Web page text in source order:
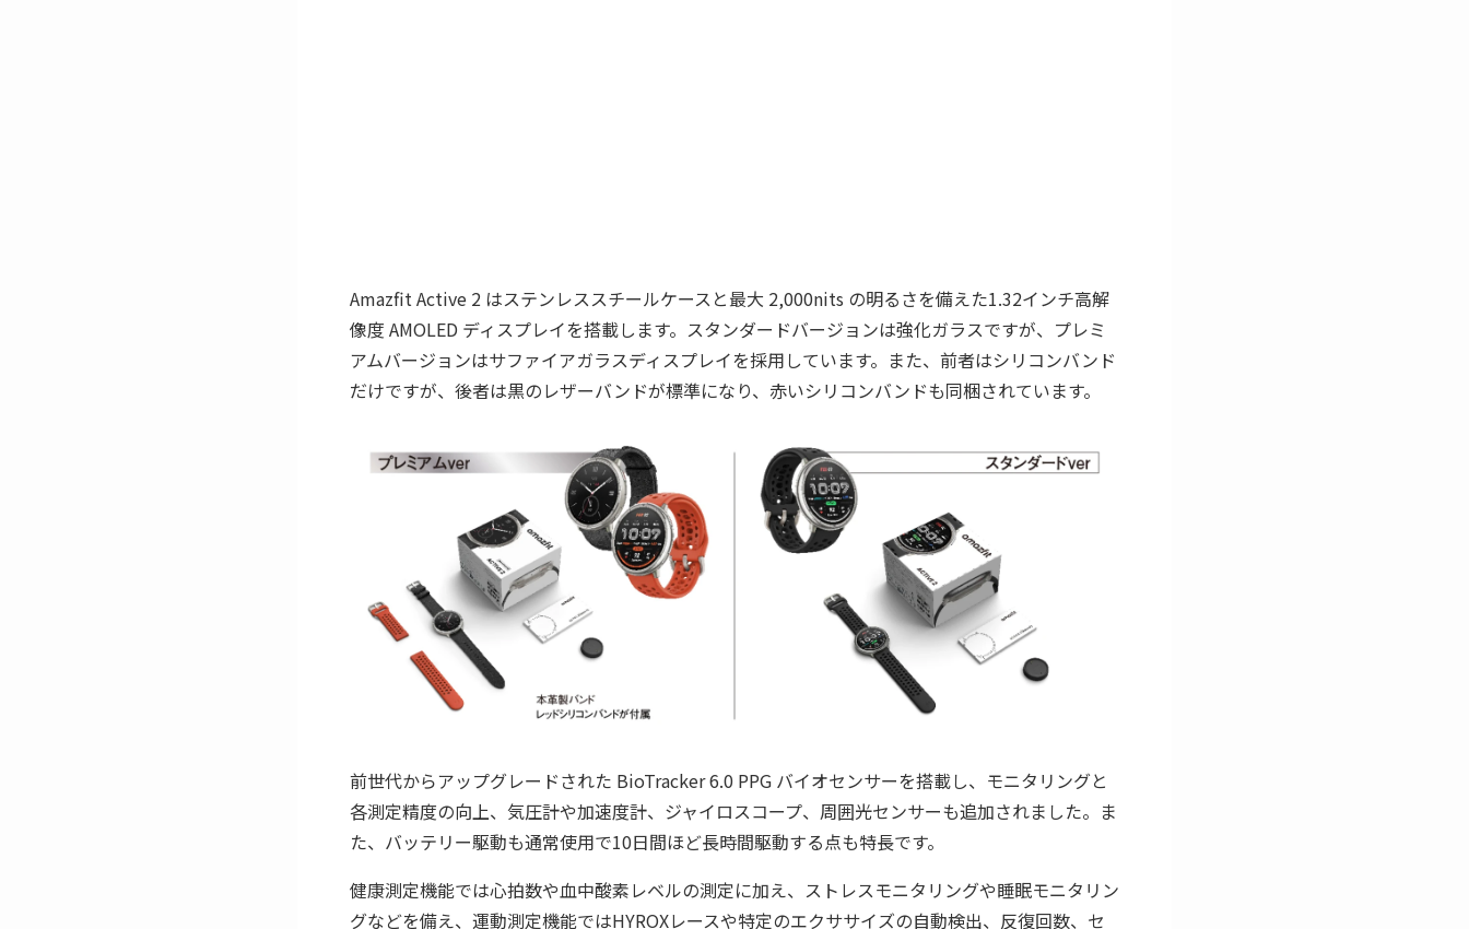
Amazfit Active 2 はステンレススチールケースと最大 2,000nits の明るさを備えた1.32インチ高解
像度 AMOLED ディスプレイを搭載します。スタンダードバージョンは強化ガラスですが、プレミ
アムバージョンはサファイアガラスディスプレイを採用しています。また、前者はシリコンバンド
だけですが、後者は黒のレザーバンドが標準になり、赤いシリコンバンドも同梱されています。
前世代からアップグレードされた BioTracker 6.0 PPG バイオセンサーを搭載し、モニタリングと
各測定精度の向上、気圧計や加速度計、ジャイロスコープ、周囲光センサーも追加されました。ま
た、バッテリー駆動も通常使用で10日間ほど長時間駆動する点も特長です。
健康測定機能では心拍数や血中酸素レベルの測定に加え、ストレスモニタリングや睡眠モニタリン
グなどを備え、運動測定機能ではHYROXレースや特定のエクササイズの自動検出、反復回数、セ